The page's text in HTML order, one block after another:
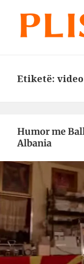
Etiketë:video
Humor me
Albania